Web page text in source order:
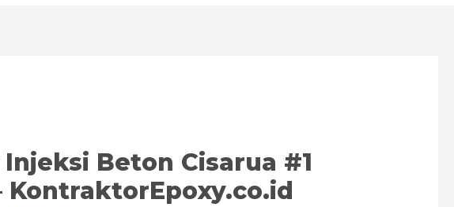
Beton Cisarua #1
KontraktorEpoxy.co.id